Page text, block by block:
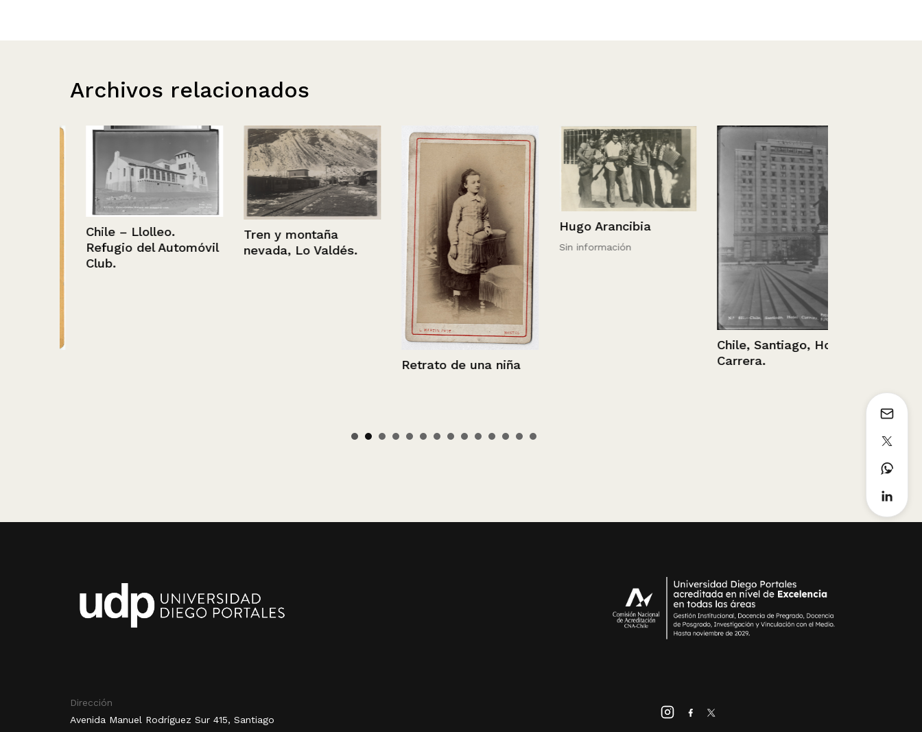
Archivos relacionados
Chile – Llolleo.
Refugio del Automóvil
Club.
Tren y montaña
nevada, Lo Valdés.
Retrato de una niña
Hugo Arancibia
Sin información
Chile, Santiago, Hotel
Carrera.
Dirección
Avenida Manuel Rodríguez Sur 415, Santiago